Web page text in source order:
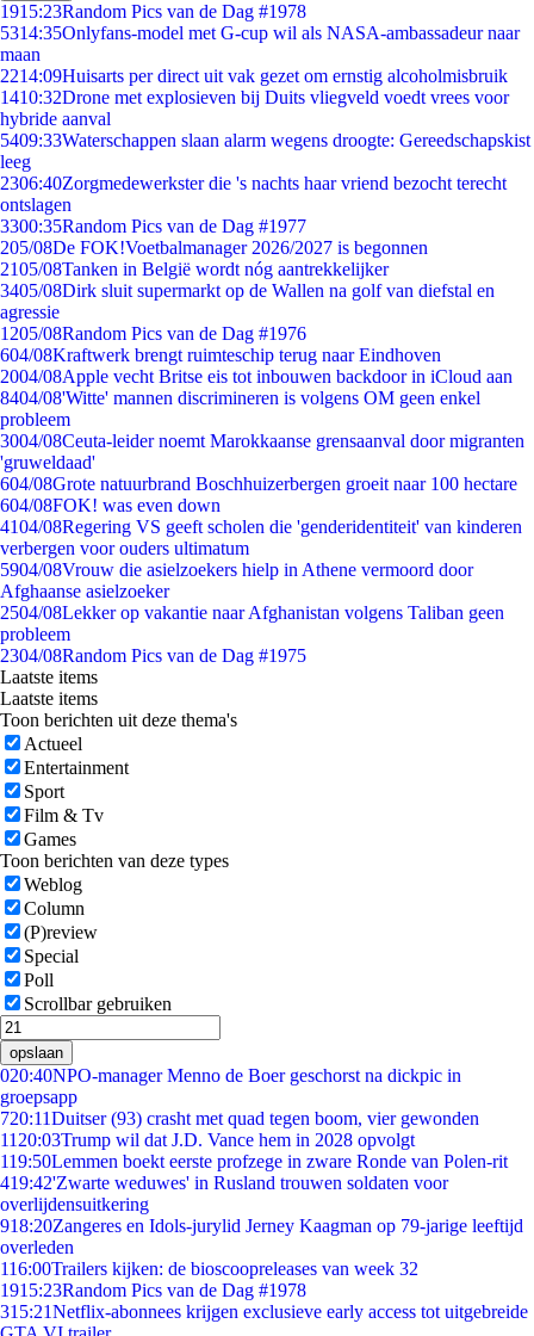
1915:23Random Pics van de Dag #1978
5314:35Onlyfans-model met G-cup wil als NASA-ambassadeur naar
maan
2214:09Huisarts per direct uit vak gezet om ernstig alcoholmisbruik
1410:32Drone met explosieven bij Duits vliegveld voedt vrees voor
hybride aanval
5409:33Waterschappen slaan alarm wegens droogte: Gereedschapskist
leeg
2306:40Zorgmedewerkster die 's nachts haar vriend bezocht terecht
ontslagen
3300:35Random Pics van de Dag #1977
205/08De FOK!Voetbalmanager 2026/2027 is begonnen
2105/08Tanken in België wordt nóg aantrekkelijker
3405/08Dirk sluit supermarkt op de Wallen na golf van diefstal en
agressie
1205/08Random Pics van de Dag #1976
604/08Kraftwerk brengt ruimteschip terug naar Eindhoven
2004/08Apple vecht Britse eis tot inbouwen backdoor in iCloud aan
8404/08'Witte' mannen discrimineren is volgens OM geen enkel
probleem
3004/08Ceuta-leider noemt Marokkaanse grensaanval door migranten
'gruweldaad'
604/08Grote natuurbrand Boschhuizerbergen groeit naar 100 hectare
604/08FOK! was even down
4104/08Regering VS geeft scholen die 'genderidentiteit' van kinderen
verbergen voor ouders ultimatum
5904/08Vrouw die asielzoekers hielp in Athene vermoord door
Afghaanse asielzoeker
2504/08Lekker op vakantie naar Afghanistan volgens Taliban geen
probleem
2304/08Random Pics van de Dag #1975
Laatste items
Laatste items
Toon berichten uit deze thema's
Actueel
Entertainment
Sport
Film & Tv
Games
Toon berichten van deze types
Weblog
Column
(P)review
Special
Poll
Scrollbar gebruiken
opslaan
020:40NPO-manager Menno de Boer geschorst na dickpic in
groepsapp
720:11Duitser (93) crasht met quad tegen boom, vier gewonden
11 20:03Trump wil dat J.D. Vance hem in 2028 opvolgt
119:50Lemmen boekt eerste profzege in zware Ronde van Polen-rit
419:42'Zwarte weduwes' in Rusland trouwen soldaten voor
overlijdensuitkering
918:20Zangeres en Idols-jurylid Jerney Kaagman op 79-jarige leeftijd
overleden
116:00Trailers kijken: de bioscoopreleases van week 32
1915:23Random Pics van de Dag #1978
315:21Netflix-abonnees krijgen exclusieve early access tot uitgebreide